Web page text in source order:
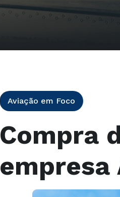
Aviação em Foco
Compra
empresa